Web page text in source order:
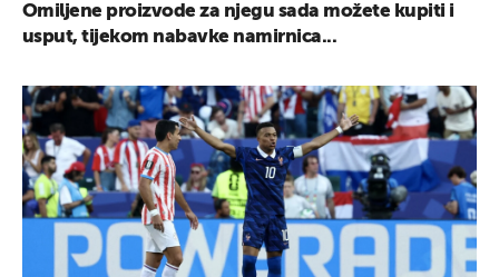
Omiljene proizvode za njegu sada možete kupiti i
usput, tijekom nabavke namirnica...